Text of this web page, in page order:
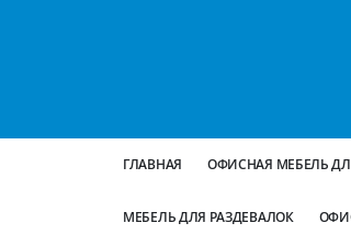
ГЛАВНАЯ ОФИСНАЯ МЕБЕЛЬ
МЕБЕЛЬ ДЛЯ РАЗДЕВАЛОК